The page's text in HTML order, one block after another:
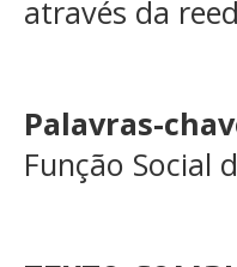
através da
Palavras-
Função Social